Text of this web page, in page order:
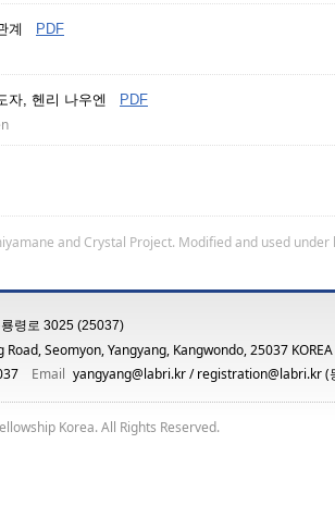
계 PDF
자, 헨리 나우엔 PDF
and Crystal Project. Modified and used under
령로 3025 (25037)
Seomyon, Yangyang, Kangwondo, 25037 KOREA
Email yangyang@labri.kr/registration@labri.kr(
Korea. All Rights Reserved.